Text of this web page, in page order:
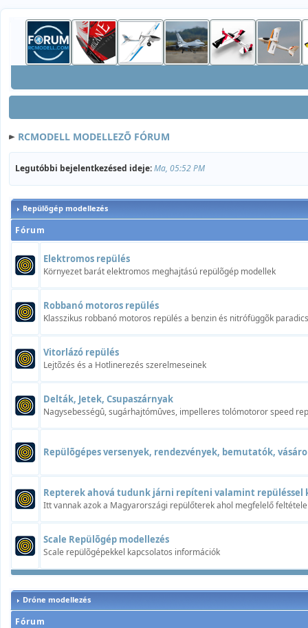
RCMODELL MODELLEZÕ FÓRUM
Legutóbbi bejelentkezésed ideje:Ma, 05:52 PM
Repülõgép modellezés
Fórum
Elektromos repülés
Környezet barát elektromos meghajtású repülõgép modellek
Robbanó motoros repülés
Klasszikus robbanó motoros repülés a benzin és nitrófüggõk
Vitorlázó repülés
Lejtõzés és a Hotlinerezés szerelmeseinek
Delták, Jetek, Csupaszárnyak
Nagysebességû, sugárhajtómûves, impelleres tolómotoror speed
Repülõgépes versenyek, rendezvények, bemutatók,
Repterek ahová tudunk járni repíteni valamint repüléssel
Itt vannak azok a Magyarországi repülőterek ahol megfelelő
Scale Repülõgép modellezés
Scale repülõgépekkel kapcsolatos információk
Dróne modellezés
Fórum